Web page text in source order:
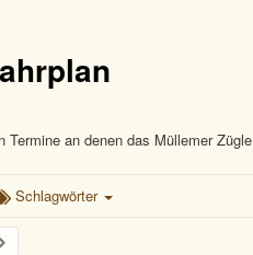
Termine an denen das Müllemer
Schlagwörter